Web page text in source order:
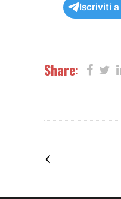
Iscriviti
Share: